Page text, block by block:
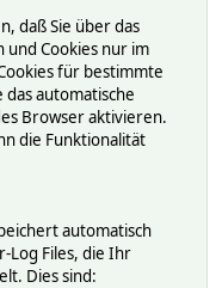
daß Sie über das
Cookies nur im
für bestimmte
das automatische
Browser aktivieren.
die Funktionalität
automatisch
Log Files, die Ihr
Dies sind: